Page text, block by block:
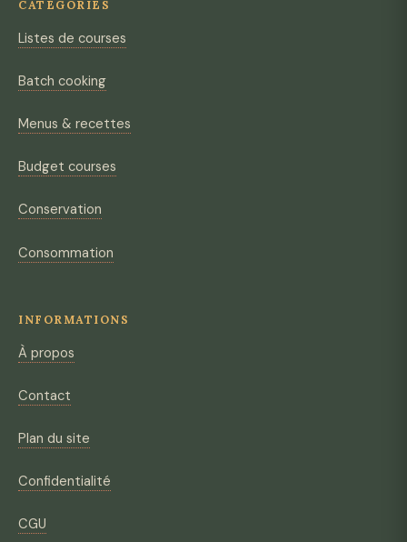
CATÉGORIES
Listes de courses
Batch cooking
Menus & recettes
Budget courses
Conservation
Consommation
INFORMATIONS
À propos
Contact
Plan du site
Confidentialité
CGU